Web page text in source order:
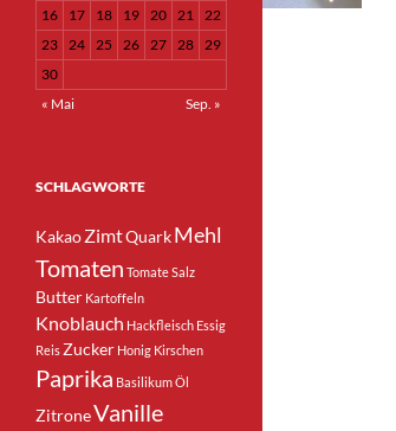
16
17 18 19 20 21 22
23 24 25 26 27 28 29
30
« Mai
Sep. »
SCHLAGWORTE
KakaoZimtQuarkMehl
Tomaten TomateSalz
Butter Kartoffeln
Knoblauch Hackfleisch Essig
ReisZucker Honig Kirschen
Paprika BasilikumÖl
ZitroneVanille